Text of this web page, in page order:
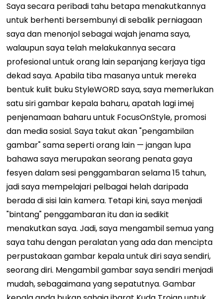
Saya secara peribadi tahu betapa menakutkannya
untuk berhenti bersembunyi di sebalik perniagaan
saya dan menonjol sebagai wajah jenama saya,
walaupun saya telah melakukannya secara
profesional untuk orang lain sepanjang kerjaya tiga
dekad saya. Apabila tiba masanya untuk mereka
bentuk kulit buku StyleWORD saya, saya memerlukan
satu siri gambar kepala baharu, apatah lagi imej
penjenamaan baharu untuk FocusOnStyle, promosi
dan media sosial. Saya takut akan "pengambilan
gambar" sama seperti orang lain — jangan lupa
bahawa saya merupakan seorang penata gaya
fesyen dalam sesi penggambaran selama 15 tahun,
jadi saya mempelajari pelbagai helah daripada
berada di sisi lain kamera. Tetapi kini, saya menjadi
"bintang" penggambaran itu dan ia sedikit
menakutkan saya. Jadi, saya mengambil semua yang
saya tahu dengan peralatan yang ada dan mencipta
perpustakaan gambar kepala untuk diri saya sendiri,
seorang diri. Mengambil gambar saya sendiri menjadi
mudah, sebagaimana yang sepatutnya. Gambar